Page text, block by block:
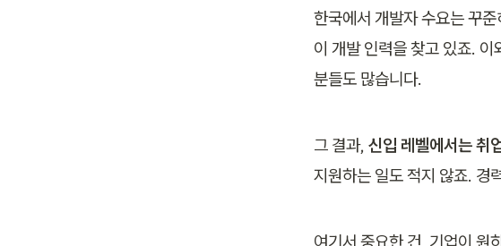
한국에서 개발자 수요는 꾸
이 개발 인력을 찾고 있죠.
분들도 많습니다.
그 결과, 신입 레벨에서는 취
지원하는 일도 적지 않죠. 경
여기서 중요한 건, 기업이 원